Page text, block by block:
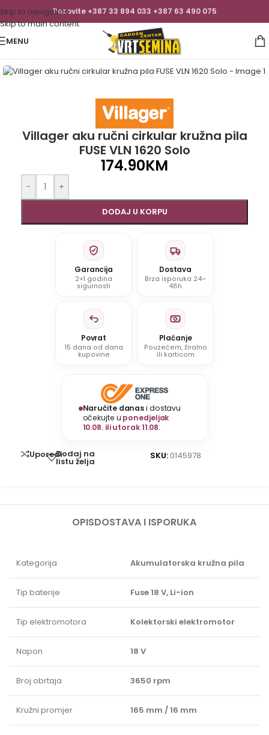
Skip to navigation
Skip to main content
Pozovite +387 33 894 033 +387 63 490 075
MENU
Villager aku ručni cirkular kružna pila
FUSE VLN 1620 Solo
174.90KM
- +
DODAJ U KORPU
Garancija
2+1 godina
sigurnosti
Dostava
Brza isporuka 24–
48h
Povrat
15 dana od dana
kupovine
Plaćanje
Pouzećem, žiralno
ili karticom
Naručite danasi dostavu
očekujte u ponedjeljak
10.08. ili utorak 11.08.
UporediDodaj na
listu želja
SKU: 0145978
OPISDOSTAVA I ISPORUKA
Kategorija Akumulatorska kružna pila
Tip baterije Fuse 18 V, Li-ion
Tip elektromotora Kolektorski elektromotor
Napon 18 V
Broj obrtaja 3650 rpm
Kružni promjer 165 mm / 16 mm